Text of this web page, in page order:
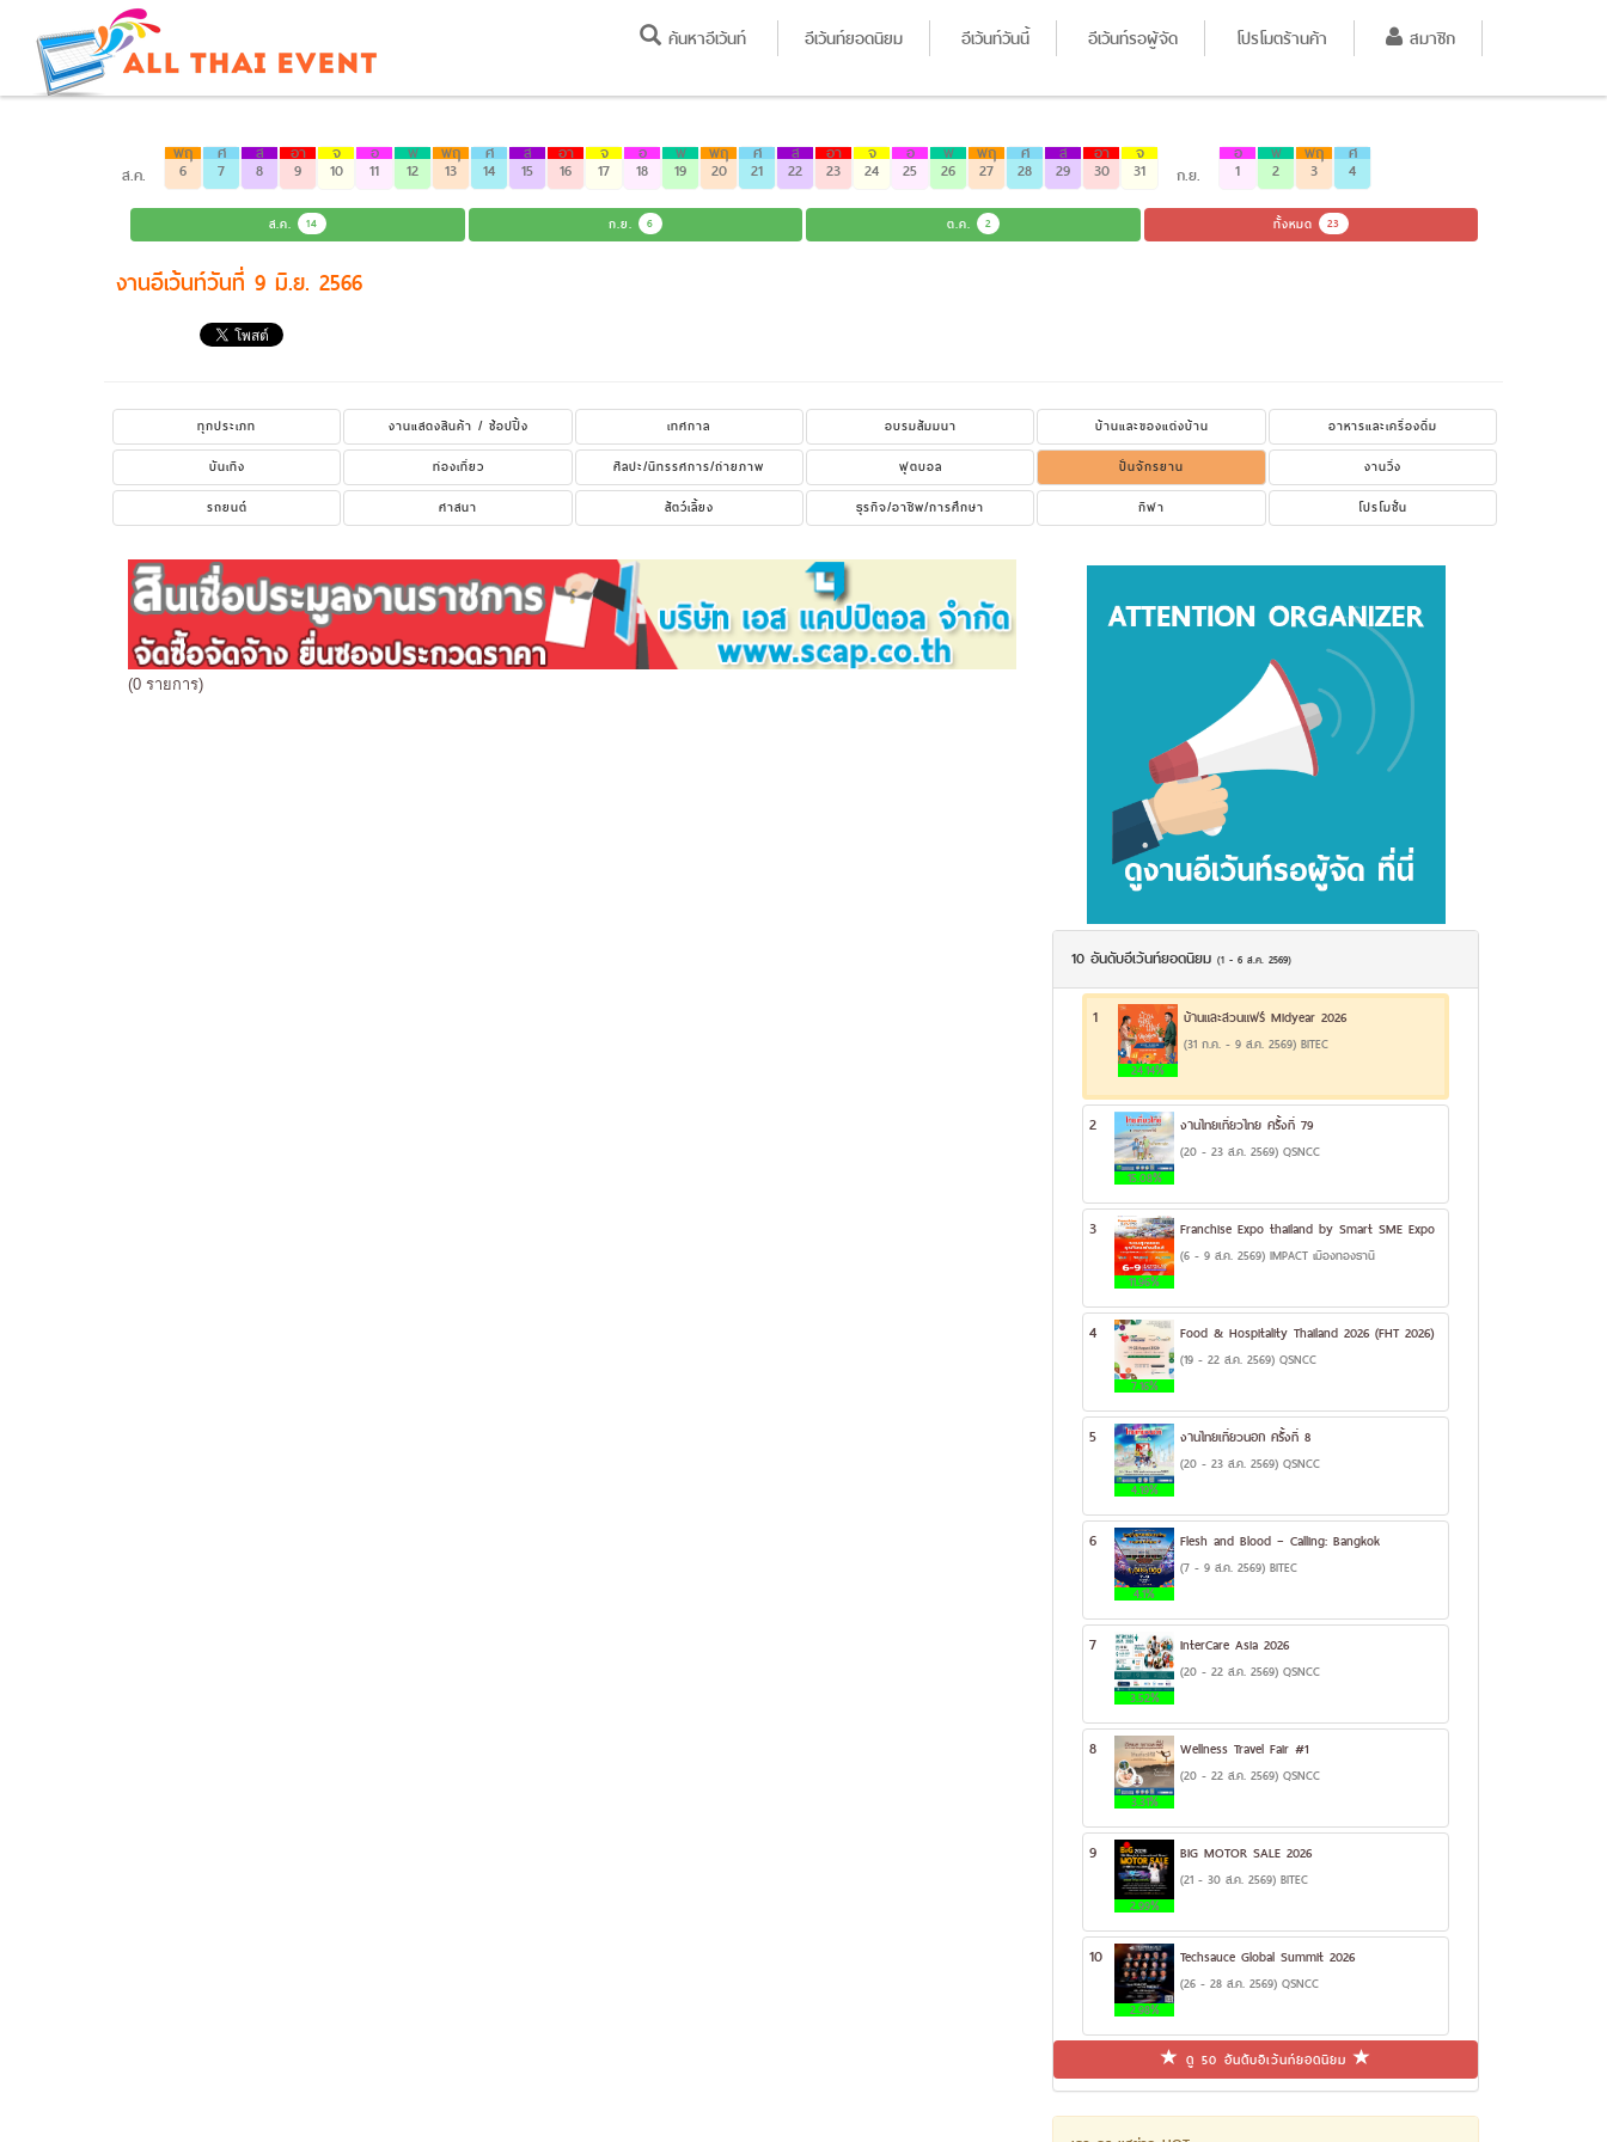
ค้นหาอีเว้นท์ อีเว้นท์ยอดนิยม อีเว้นท์วันนี้ อีเว้นท์รอผู้จัด โปรโมตร้านค้า สมาชิก
ส.ค.
พฤ
6
ศ
7
ส
8
อา
9
จ
10
อ
11
พ
12
พฤ
13
ศ
14
ส
15
อา
16
จ
17
อ
18
พ
19
พฤ
20
ศ
21
ส
22
อา
23
จ
24
อ
25
พ
26
พฤ
27
ศ
28
ส
29
อา
30
จ
31 ก.ย.
อ
1
พ
2
พฤ
3
ศ
4
ส.ค. 14 ก.ย. 6 ต.ค. 2 ทั้งหมด 23
งานอีเว้นท์วันที่ 9 มิ.ย. 2566
ทุกประเภท งานแสดงสินค้า / ช้อปปิ้ง เทศกาล อบรมสัมมนา บ้านและของแต่งบ้าน
อาหารและเครื่องดื่ม
บันเทิง
ท่องเที่ยว ศิลปะ/นิทรรศการ/ถ่ายภาพ ฟุตบอล ปั่นจักรยาน
งานวิ่ง
รถยนต์
ศาสนา สัตว์เลี้ยง ธุรกิจ/อาชีพ/การศึกษา กีฬา โปรโมชั่น
(0 รายการ)
10 อันดับอีเว้นท์ยอดนิยม(1 - 6 ส.ค. 2569)
1
24.14%
บ้านและสวนแฟร์ Midyear 2026
(31 ก.ค. - 9 ส.ค. 2569) BITEC
2
15.08%
งานไทยเที่ยวไทย ครั้งที่ 79
(20 - 23 ส.ค. 2569) QSNCC
3
11.96%
Franchise Expo thailand by Smart SME Expo
(6 - 9 ส.ค. 2569) IMPACT เมืองทองธานี
4
7.16%
Food & Hospitality Thailand 2026 (FHT 2026)
(19 - 22 ส.ค. 2569) QSNCC
5
4.19%
งานไทยเที่ยวนอก ครั้งที่ 8
(20 - 23 ส.ค. 2569) QSNCC
6
4.1%
Flesh and Blood – Calling: Bangkok
(7 - 9 ส.ค. 2569) BITEC
7
3.52%
InterCare Asia 2026
(20 - 22 ส.ค. 2569) QSNCC
8
3.31%
Wellness Travel Fair #1
(20 - 22 ส.ค. 2569) QSNCC
9
2.99%
BIG MOTOR SALE 2026
(21 - 30 ส.ค. 2569) BITEC
10
2.98%
Techsauce Global Summit 2026
(26 - 28 ส.ค. 2569) QSNCC
ดู 50 อันดับอีเว้นท์ยอดนิยม